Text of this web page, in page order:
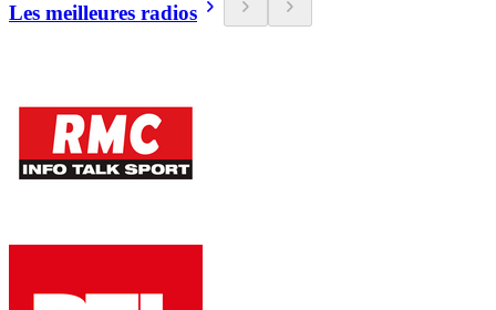
Les meilleures radios